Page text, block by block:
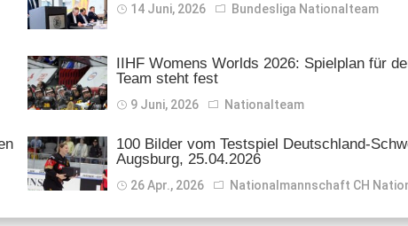
14 Juni, 2026 Bundesliga Nationalteam
IIHF Womens Worlds 2026: Spielplan für
Team steht fest
9 Juni, 2026 Nationalteam
100 Bilder vom Testspiel Deutschland-
Augsburg, 25.04.2026
26 Apr., 2026 Nationalmannschaft CH